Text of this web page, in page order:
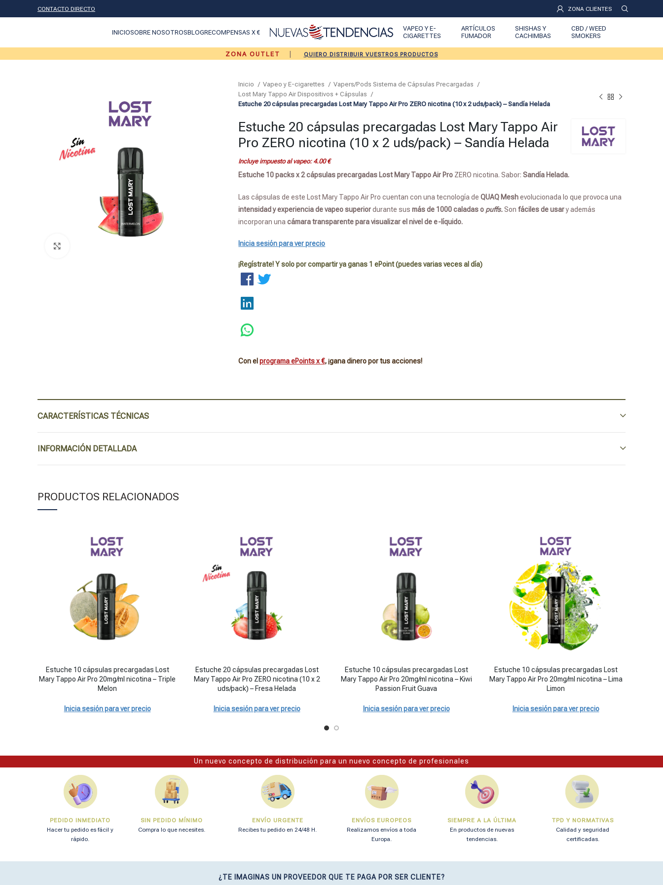
CONTACTO DIRECTO ZONA CLIENTES
INICIOSOBRE NOSOTROSBLOGRECOMPENSAS X €
VAPEO Y E-
CIGARETTES
ARTÍCULOS
FUMADOR
SHISHAS Y
CACHIMBAS
CBD / WEED
SMOKERS
ZONA OUTLET | QUIERO DISTRIBUIR VUESTROS PRODUCTOS
Inicio Vapeo y E-cigarettes
Vapers/Pods Sistema de Cápsulas Precargadas
Lost Mary Tappo Air Dispositivos + Cápsulas
Estuche 20 cápsulas precargadas Lost Mary Tappo Air Pro ZERO nicotina (10 x 2 uds/pack) – Sandía Helada
Estuche 20 cápsulas precargadas Lost Mary Tappo Air
Pro ZERO nicotina (10 x 2 uds/pack) – Sandía Helada
Incluye impuesto al vapeo: 4.00€
Estuche 10 packs x 2 cápsulas precargadas Lost Mary Tappo Air Pro ZERO nicotina. Sabor:Sandía Helada.
Las cápsulas de este Lost Mary Tappo Air Pro cuentan con una tecnología deQUAQ Meshevolucionada lo que provoca una
intensidad y experiencia de vapeo superiordurante susmás de 1000 caladas o puffs.Sonfáciles de usary además
incorporan unacámara transparente para visualizar el nivel de e-líquido.
Inicia sesión para ver precio
¡Regístrate! Y solo por compartir ya ganas 1 ePoint (puedes varias veces al día)
Con elprograma ePoints x €, ¡gana dinero por tus acciones!
CARACTERÍSTICAS TÉCNICAS
INFORMACIÓN DETALLADA
PRODUCTOS RELACIONADOS
Estuche 10 cápsulas precargadas Lost Mary Tappo Air Pro 20mg/ml nicotina - Triple Melon cantidad
Estuche 10 cápsulas precargadas Lost
Mary Tappo Air Pro 20mg/ml nicotina – Triple
Melon
Inicia sesión para ver precio
Estuche 20 cápsulas precargadas Lost Mary Tappo Air Pro ZERO nicotina (10 x 2 uds/pack) - Fresa Helada cantidad
Estuche 20 cápsulas precargadas Lost
Mary Tappo Air Pro ZERO nicotina (10 x 2
uds/pack) – Fresa Helada
Inicia sesión para ver precio
Estuche 10 cápsulas precargadas Lost Mary Tappo Air Pro 20mg/ml nicotina - Kiwi Passion Fruit Guava
Estuche 10 cápsulas precargadas Lost
Mary Tappo Air Pro 20mg/ml nicotina – Kiwi
Passion Fruit Guava
Inicia sesión para ver precio
Estuche 10 cápsulas precargadas Lost Mary Tappo Air
Estuche 10 cápsulas precargadas Lost
Mary Tappo Air Pro 20mg/ml nicotina – Lima
Limon
Inicia sesión para ver precio
Un nuevo concepto de distribución para un nuevo concepto de profesionales
PEDIDO INMEDIATO
Hacer tu pedido es fácil y
rápido.
SIN PEDIDO MÍNIMO
Compra lo que necesites.
ENVÍO URGENTE
Recibes tu pedido en 24/48 H.
ENVÍOS EUROPEOS
Realizamos envíos a toda
Europa.
SIEMPRE A LA ÚLTIMA
En productos de nuevas
tendencias.
TPD Y NORMATIVAS
Calidad y seguridad
certificadas.
¿TE IMAGINAS UN PROVEEDOR QUE TE PAGA POR SER CLIENTE?